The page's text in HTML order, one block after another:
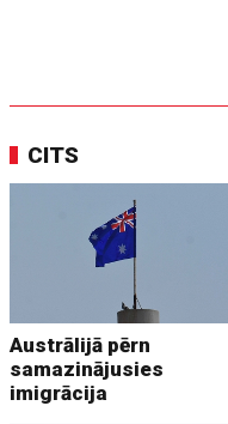
CITS
Austrālijā pērn
samazinājusies
imigrācija